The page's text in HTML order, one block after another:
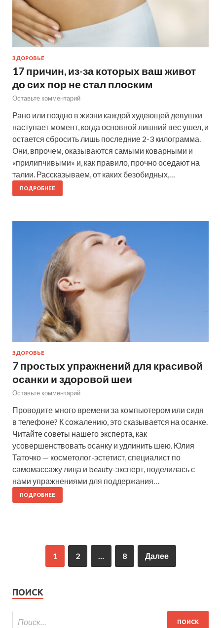
ЗДОРОВЬЕ
17 причин, из-за которых ваш живот
до сих пор не стал плоским
Оставьте комментарий
Рано или поздно в жизни каждой худеющей девушки
наступает момент, когда основной лишний вес ушел, и
остается сбросить лишь последние 2-3 килограмма.
Они, впрочем, оказываются самыми коварными и
«прилипчивыми» и, как правило, прочно оседают на
талии. Рассказываем, от каких безобидных,…
ПОДРОБНЕЕ
ЗДОРОВЬЕ
7 простых упражнений для красивой
осанки и здоровой шеи
Оставьте комментарий
Проводите много времени за компьютером или сидя
в телефоне? К сожалению, это сказывается на осанке.
Читайте советы нашего эксперта, как
усовершенствовать осанку и удлинить шею. Юлия
Таточко — косметолог-эстетист, специалист по
самомассажу лица и beauty-эксперт, поделилась с
нами упражнениями для поддержания…
ПОДРОБНЕЕ
1 2 … 8 Далее
ПОИСК